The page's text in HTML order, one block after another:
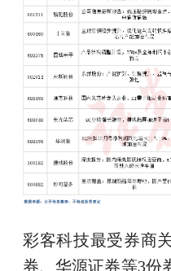
彩客科技最受券商
券、华源证券等3份